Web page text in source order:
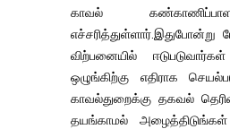
காவல்
விற்பனையில்
ஒழுங்கிற்கு எதிராக
காவல்துறைக்கு தகவல்
தயங்காமல்